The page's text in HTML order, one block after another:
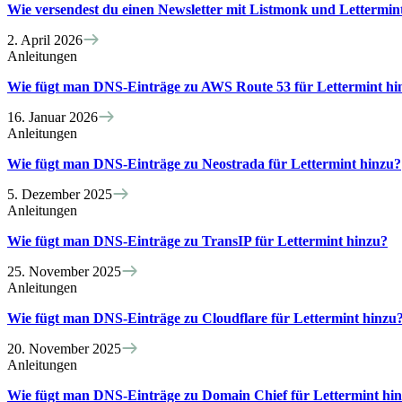
Wie versendest du einen Newsletter mit Listmonk und
2. April 2026
Anleitungen
Wie fügt man DNS-Einträge zu AWS Route 53 für Lettermint
16. Januar 2026
Anleitungen
Wie fügt man DNS-Einträge zu Neostrada für Lettermint hinzu?
5. Dezember 2025
Anleitungen
Wie fügt man DNS-Einträge zu TransIP für Lettermint hinzu?
25. November 2025
Anleitungen
Wie fügt man DNS-Einträge zu Cloudflare für Lettermint hinzu?
20. November 2025
Anleitungen
Wie fügt man DNS-Einträge zu Domain Chief für Lettermint